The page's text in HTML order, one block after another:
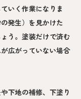
いく作業になりま
発生）を見かけた
う。塗装だけで済む
広がっていない場合
下地の補修、下塗り